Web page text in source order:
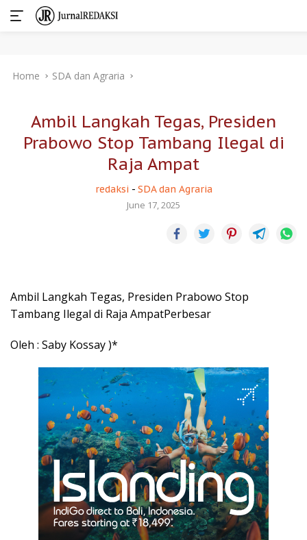
Home SDA dan Agraria
Ambil Langkah Tegas, Presiden
Prabowo Stop Tambang Ilegal di
Raja Ampat
redaksi - SDA dan Agraria
June 17, 2025
Ambil Langkah Tegas, Presiden Prabowo Stop
Tambang Ilegal di Raja AmpatPerbesar
Oleh : Saby Kossay )*